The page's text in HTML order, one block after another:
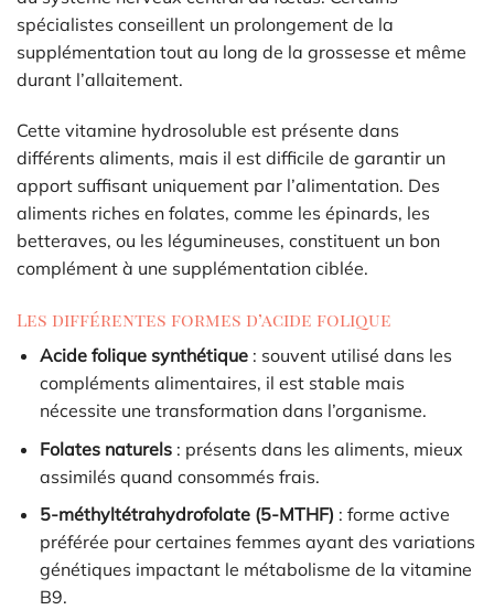
spécialistes conseillent un prolongement de la
supplémentation tout au long de la grossesse et même
durant l’allaitement.
Cette vitamine hydrosoluble est présente dans
différents aliments, mais il est difficile de garantir un
apport suffisant uniquement par l’alimentation. Des
aliments riches en folates, comme les épinards, les
betteraves, ou les légumineuses, constituent un bon
complément à une supplémentation ciblée.
Les différentes formes d’acide folique
Acide folique synthétique: souvent utilisé dans les
compléments alimentaires, il est stable mais
nécessite une transformation dans l’organisme.
Folates naturels: présents dans les aliments, mieux
assimilés quand consommés frais.
5-méthyltétrahydrofolate (5-MTHF) : forme active
préférée pour certaines femmes ayant des variations
génétiques impactant le métabolisme de la vitamine
B9.